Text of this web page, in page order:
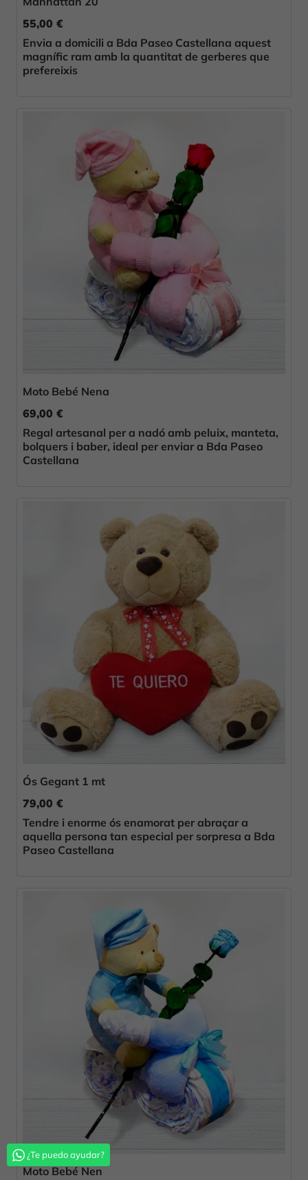
55,00 €
Envia a domicili a Bda Paseo Castellana aquest
magnífic ram amb la quantitat de gerberes que
prefereixis
Moto Bebé Nena
69,00 €
Regal artesanal per a nadó amb peluix, manteta,
bolquers i baber, ideal per enviar a Bda Paseo
Castellana
Ós Gegant 1 mt
79,00 €
Tendre i enorme ós enamorat per abraçar a
aquella persona tan especial per sorpresa a Bda
Paseo Castellana
Moto Bebé Nen
¿Te puedo ayudar?